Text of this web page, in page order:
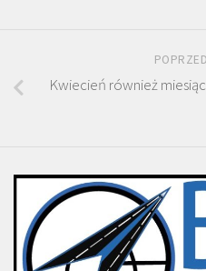
Kwiecień również